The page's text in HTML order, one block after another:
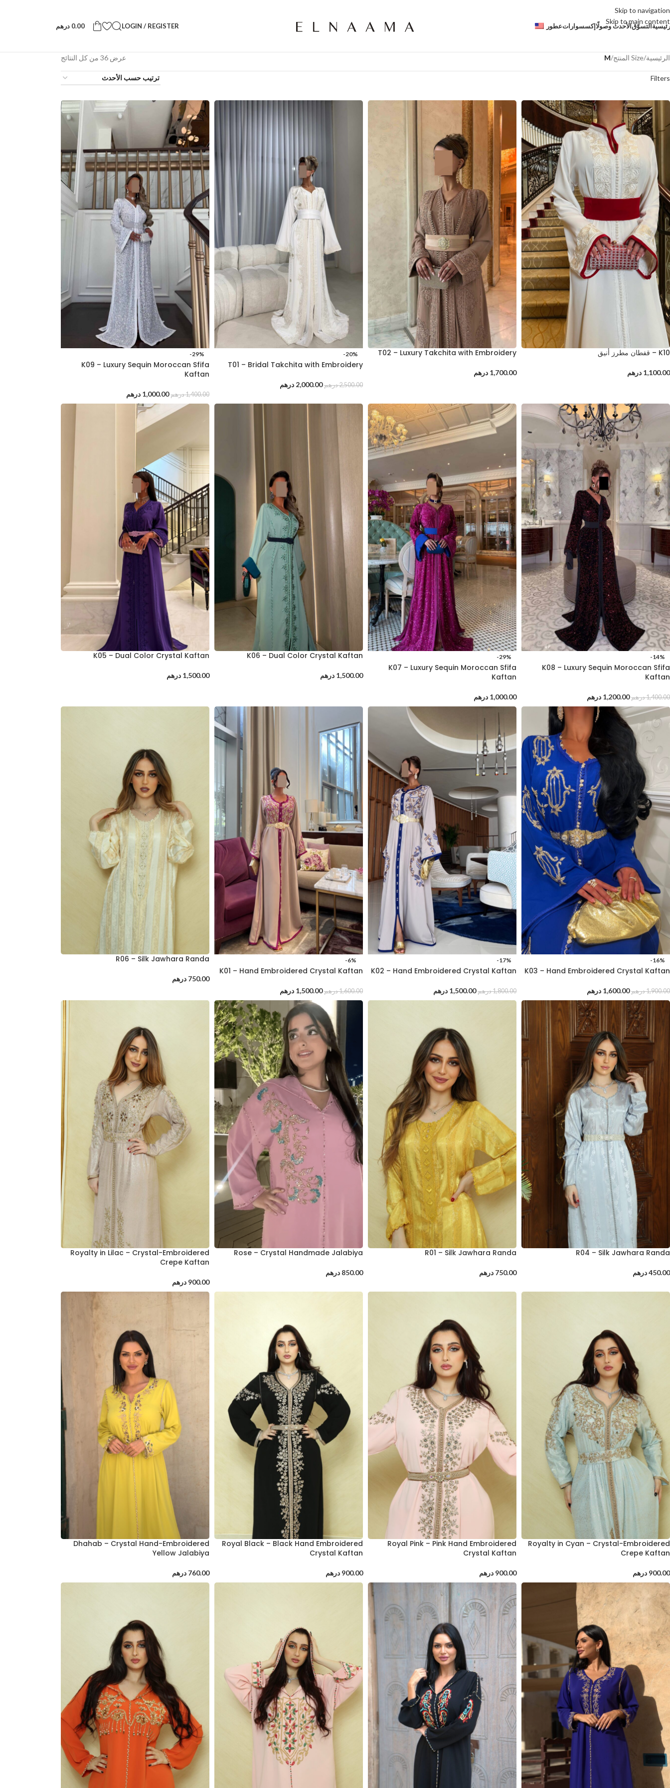
Skip to navigation
Skip to main content
التسوّقالأحدث وصولًاإكسسواراتعطور LOGIN / REGISTER
0.00 درهم
الرئيسية/Size المنتج /
M عرض ⁦36⁩ من كل النتائج
Filters
K10 – قفطان مطرز أنيق
1,100.00 درهم
T02 – Luxury Takchita with Embroidery
1,700.00 درهم
-20%
T01 – Bridal Takchita with Embroidery
2,500.00درهم 2,000.00 درهم
-29%
K09 – Luxury Sequin Moroccan Sfifa
Kaftan
1,400.00درهم 1,000.00 درهم
-14%
K08 – Luxury Sequin Moroccan Sfifa
Kaftan
1,400.00درهم 1,200.00 درهم
-29%
K07 – Luxury Sequin Moroccan Sfifa
Kaftan
1,000.00 درهم
K06 – Dual Color Crystal Kaftan
1,500.00 درهم
K05 – Dual Color Crystal Kaftan
1,500.00 درهم
-16%
K03 – Hand Embroidered Crystal Kaftan
1,900.00درهم 1,600.00 درهم
-17%
K02 – Hand Embroidered Crystal Kaftan
1,800.00درهم 1,500.00 درهم
-6%
K01 – Hand Embroidered Crystal Kaftan
1,600.00درهم 1,500.00 درهم
R06 – Silk Jawhara Randa
750.00 درهم
R04 – Silk Jawhara Randa
450.00درهم
R01 – Silk Jawhara Randa
750.00 درهم
Rose – Crystal Handmade Jalabiya
850.00 درهم
Royalty in Lilac – Crystal-Embroidered
Crepe Kaftan
900.00 درهم
Royalty in Cyan – Crystal-Embroidered
Crepe Kaftan
900.00 درهم
Royal Pink – Pink Hand Embroidered
Crystal Kaftan
900.00 درهم
Royal Black – Black Hand Embroidered
Crystal Kaftan
900.00 درهم
Dhahab – Crystal Hand-Embroidered
Yellow Jalabiya
760.00 درهم